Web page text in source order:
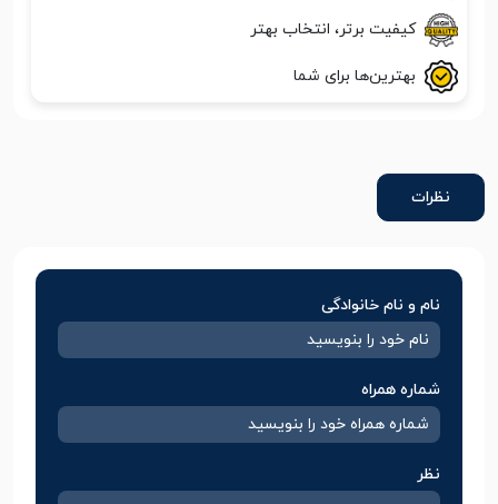
کیفیت برتر، انتخاب بهتر
بهترین‌ها برای شما
نظرات
نام و نام خانوادگی
شماره همراه
نظر